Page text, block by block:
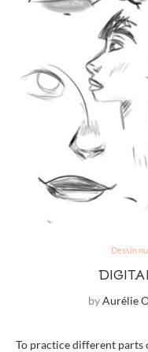
Dessin
byAurélie
To practice different parts